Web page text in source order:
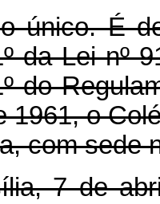
único. É
da Lei nº
do
1961, o
com sede
7 de